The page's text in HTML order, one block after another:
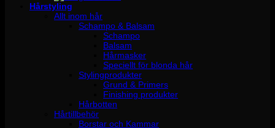
Hårstyling
Allt inom hår
Schampo & Balsam
Schampo
Balsam
Hårmasker
Speciellt för blonda hår
Stylingprodukter
Grund & Primers
Finishing produkter
Hårbotten
Hårtillbehör
Borstar och Kammar